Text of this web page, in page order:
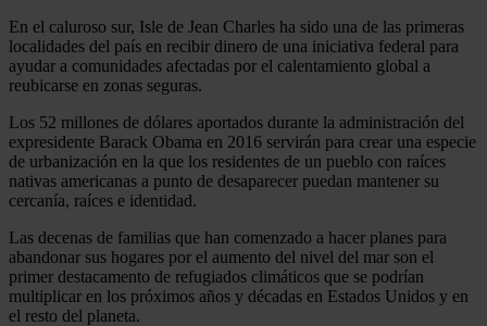
En el caluroso sur, Isle de Jean Charles ha sido una de las primeras
localidades del país en recibir dinero de una iniciativa federal para
ayudar a comunidades afectadas por el calentamiento global a
reubicarse en zonas seguras.
Los 52 millones de dólares aportados durante la administración del
expresidente Barack Obama en 2016 servirán para crear una especie
de urbanización en la que los residentes de un pueblo con raíces
nativas americanas a punto de desaparecer puedan mantener su
cercanía, raíces e identidad.
Las decenas de familias que han comenzado a hacer planes para
abandonar sus hogares por el aumento del nivel del mar son el
primer destacamento de refugiados climáticos que se podrían
multiplicar en los próximos años y décadas en Estados Unidos y en
el resto del planeta.